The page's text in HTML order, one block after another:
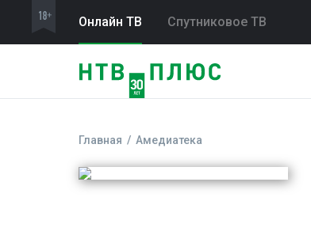
Онлайн ТВ Спутниковое ТВ
Главная Амедиатека